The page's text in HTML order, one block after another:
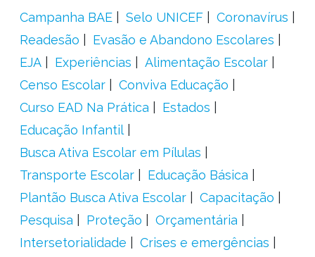
Campanha BAE Selo UNICEF
Coronavírus
Readesão
Evasão e Abandono Escolares
EJA
Experiências
Alimentação Escolar
Censo Escolar
Conviva Educação
Curso EAD Na Prática
Estados
Educação Infantil
Busca Ativa Escolar em Pílulas
Transporte Escolar
Educação Básica
Plantão Busca Ativa Escolar
Capacitação
Pesquisa
Proteção
Orçamentária
Intersetorialidade
Crises e emergências